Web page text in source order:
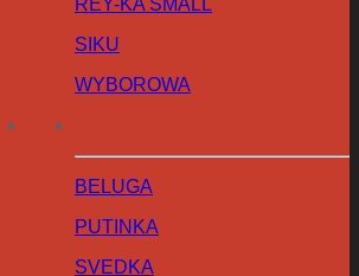
REY-KA SMALL
SIKU
WYBOROWA
BELUGA
PUTINKA
SVEDKA